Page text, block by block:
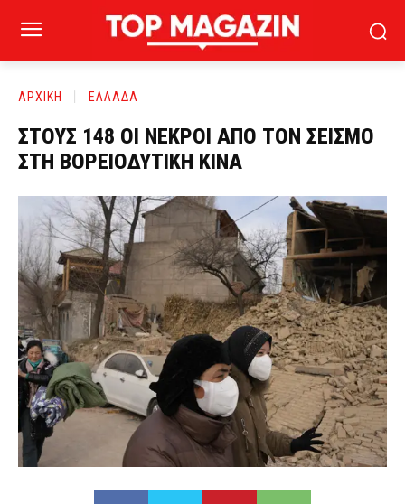
ΑΡΧΙΚΗ ΕΛΛΑΔΑ
ΣΤΟΥΣ 148 ΟΙ ΝΕΚΡΟΙ ΑΠΟ ΤΟΝ ΣΕΙΣΜΟ
ΣΤΗ ΒΟΡΕΙΟΔΥΤΙΚΗ ΚΙΝΑ